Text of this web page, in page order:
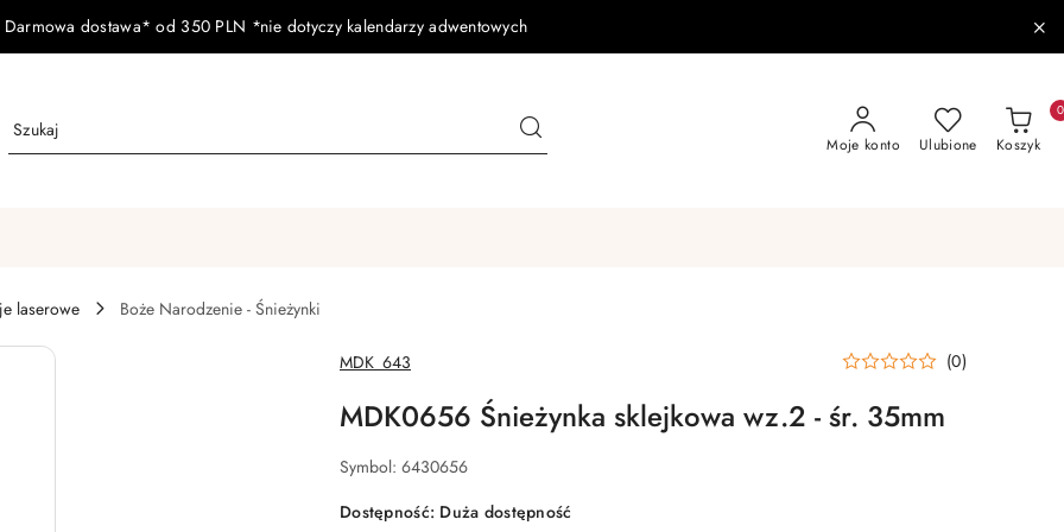
Darmowa dostawa* od 350 PLN *nie dotyczy kalendarzy adwentowych
Moje konto Ulubione Koszyk
0
laserowe
Boże Narodzenie - Śnieżynki
NAZWA
PRODUCENTA:
MDK_643 (0)
MDK0656 Śnieżynka sklejkowa wz.2 - śr. 35mm
Symbol: 6430656
Dostępność: Duża dostępność